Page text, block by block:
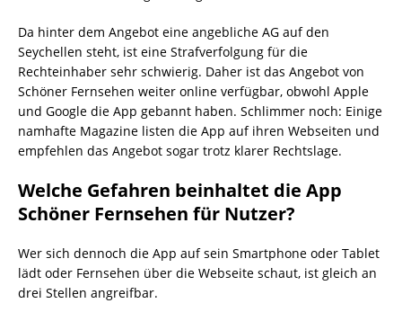
Da hinter dem Angebot eine angebliche AG auf den
Seychellen steht, ist eine Strafverfolgung für die
Rechteinhaber sehr schwierig. Daher ist das Angebot von
Schöner Fernsehen weiter online verfügbar, obwohl Apple
und Google die App gebannt haben. Schlimmer noch: Einige
namhafte Magazine listen die App auf ihren Webseiten und
empfehlen das Angebot sogar trotz klarer Rechtslage.
Welche Gefahren beinhaltet die App
Schöner Fernsehen für Nutzer?
Wer sich dennoch die App auf sein Smartphone oder Tablet
lädt oder Fernsehen über die Webseite schaut, ist gleich an
drei Stellen angreifbar.